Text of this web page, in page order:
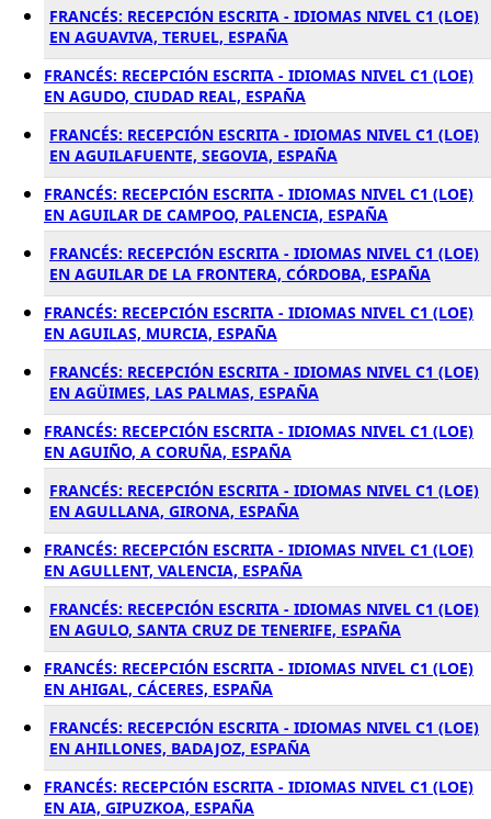
FRANCÉS: RECEPCIÓN ESCRITA - IDIOMAS NIVEL C1 (LOE)
EN AGUAVIVA, TERUEL, ESPAÑA
FRANCÉS: RECEPCIÓN ESCRITA - IDIOMAS NIVEL C1 (LOE)
EN AGUDO, CIUDAD REAL, ESPAÑA
FRANCÉS: RECEPCIÓN ESCRITA - IDIOMAS NIVEL C1 (LOE)
EN AGUILAFUENTE, SEGOVIA, ESPAÑA
FRANCÉS: RECEPCIÓN ESCRITA - IDIOMAS NIVEL C1 (LOE)
EN AGUILAR DE CAMPOO, PALENCIA, ESPAÑA
FRANCÉS: RECEPCIÓN ESCRITA - IDIOMAS NIVEL C1 (LOE)
EN AGUILAR DE LA FRONTERA, CÓRDOBA, ESPAÑA
FRANCÉS: RECEPCIÓN ESCRITA - IDIOMAS NIVEL C1 (LOE)
EN AGUILAS, MURCIA, ESPAÑA
FRANCÉS: RECEPCIÓN ESCRITA - IDIOMAS NIVEL C1 (LOE)
EN AGÜIMES, LAS PALMAS, ESPAÑA
FRANCÉS: RECEPCIÓN ESCRITA - IDIOMAS NIVEL C1 (LOE)
EN AGUIÑO, A CORUÑA, ESPAÑA
FRANCÉS: RECEPCIÓN ESCRITA - IDIOMAS NIVEL C1 (LOE)
EN AGULLANA, GIRONA, ESPAÑA
FRANCÉS: RECEPCIÓN ESCRITA - IDIOMAS NIVEL C1 (LOE)
EN AGULLENT, VALENCIA, ESPAÑA
FRANCÉS: RECEPCIÓN ESCRITA - IDIOMAS NIVEL C1 (LOE)
EN AGULO, SANTA CRUZ DE TENERIFE, ESPAÑA
FRANCÉS: RECEPCIÓN ESCRITA - IDIOMAS NIVEL C1 (LOE)
EN AHIGAL, CÁCERES, ESPAÑA
FRANCÉS: RECEPCIÓN ESCRITA - IDIOMAS NIVEL C1 (LOE)
EN AHILLONES, BADAJOZ, ESPAÑA
FRANCÉS: RECEPCIÓN ESCRITA - IDIOMAS NIVEL C1 (LOE)
EN AIA, GIPUZKOA, ESPAÑA